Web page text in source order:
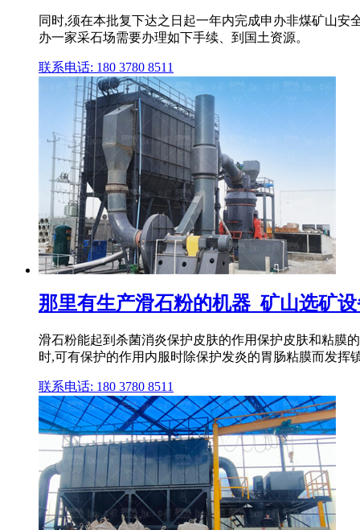
同时,须在本批复下达之日起一年内完成申办非煤矿山安
办一家采石场需要办理如下手续、到国土资源。
联系电话: 180 3780 8511
那里有生产滑石粉的机器_矿山选矿
滑石粉能起到杀菌消炎保护皮肤的作用保护皮肤和粘膜
时,可有保护的作用内服时除保护发炎的胃肠粘膜而发挥
联系电话: 180 3780 8511